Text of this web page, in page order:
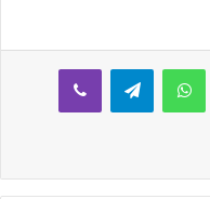
واتساب تيلقرام ڤايبر